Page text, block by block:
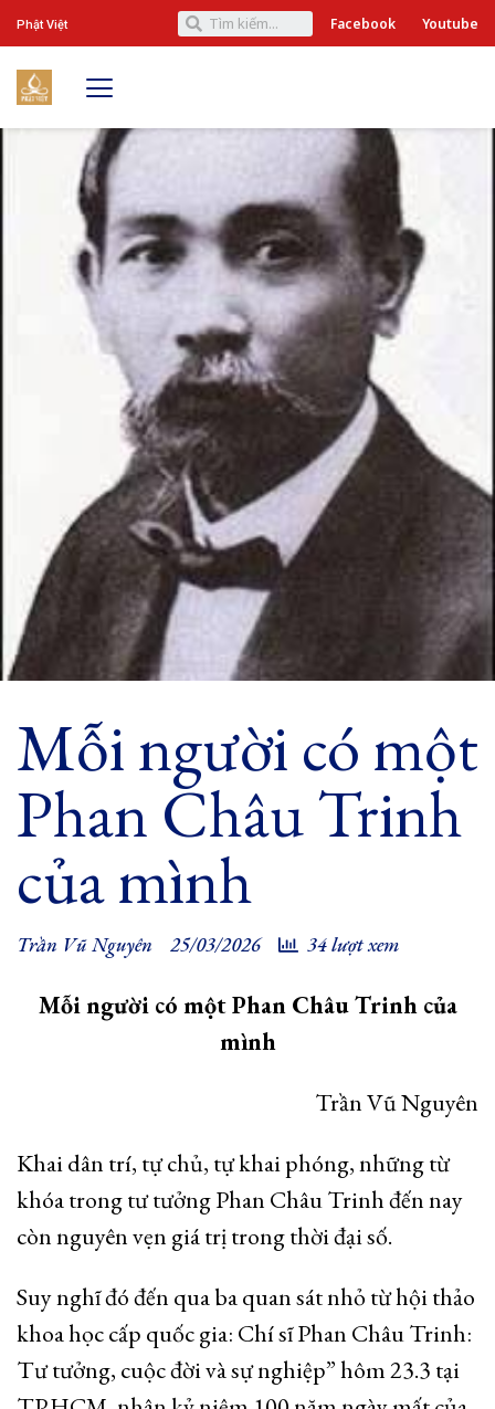
Phật Việt Facebook Youtube
Mỗi người có một
Phan Châu Trinh
của mình
Trần Vũ Nguyên 25/03/2026 34 lượt xem
Mỗi người có một Phan Châu Trinh của
mình
Trần Vũ Nguyên
Khai dân trí, tự chủ, tự khai phóng, những từ
khóa trong tư tưởng Phan Châu Trinh đến nay
còn nguyên vẹn giá trị trong thời đại số.
Suy nghĩ đó đến qua ba quan sát nhỏ từ hội thảo
khoa học cấp quốc gia: Chí sĩ Phan Châu Trinh:
Tư tưởng, cuộc đời và sự nghiệp” hôm 23.3 tại